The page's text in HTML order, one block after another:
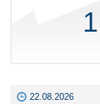
22.08.2026